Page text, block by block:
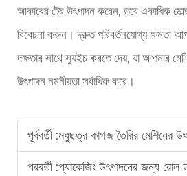
আকারের ট্রে উৎপাদন করেন, তবে একাধিক
বিবেচনা করুন। দ্রুত পরিবর্তনযোগ্য ক্ষমতা
দক্ষতার সাথে স্যুইচ করতে দেয়, যা আপনার
উৎপাদন নমনীয়তা সর্বাধিক করে।
পূর্ববর্তী :মধুছত্র কাগজ তৈরির মেশিনের
পরবর্তী :প্যাকেজিং উৎপাদনের জন্য রোল ডাই কাটিং